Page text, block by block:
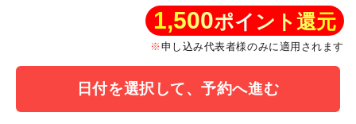
1,500ポイント還元
申し込み代表者様のみに適用されます
日付を選択して、予約へ進む